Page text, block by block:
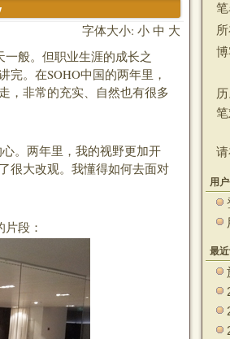
字体大小: 小 中 大
般。但职业生涯的成长之
。在SOHO中国的两年里，
，非常的充实、自然也有很多
。两年里，我的视野更加开
很大改观。我懂得如何去面对
段：
博
请
用
最